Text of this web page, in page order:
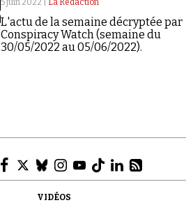
de presse
5 juin 2022 | La Rédaction
L'actu de la semaine décryptée par
Conspiracy Watch (semaine du
30/05/2022 au 05/06/2022).
VIDÉOS